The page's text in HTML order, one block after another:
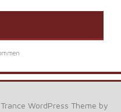
Trance WordPress Theme by